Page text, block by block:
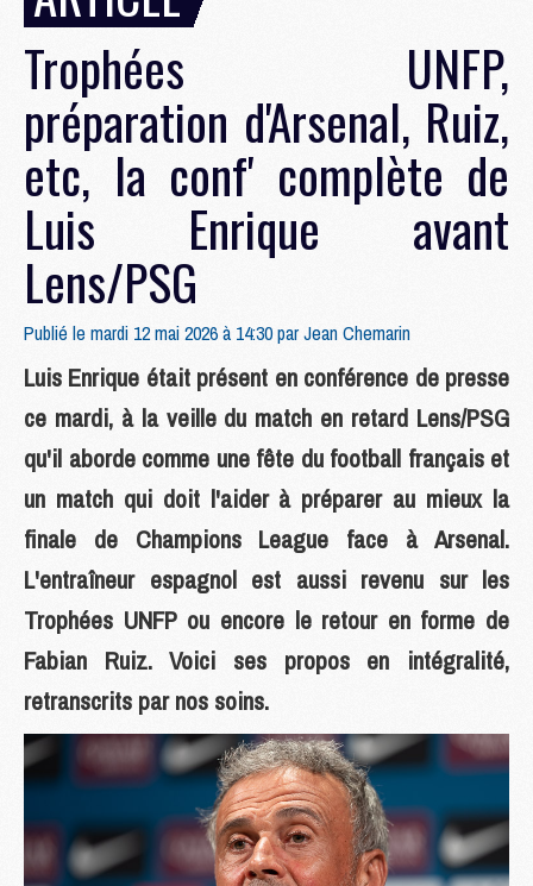
Trophées UNFP,
préparation d'Arsenal, Ruiz,
etc, la conf' complète de
Luis Enrique avant
Lens/PSG
Publié le mardi 12 mai 2026 à 14:30 parJean Chemarin
Luis Enrique était présent en conférence de presse
ce mardi, à la veille du match en retard Lens/PSG
qu'il aborde comme une fête du football français et
un match qui doit l'aider à préparer au mieux la
finale de Champions League face à Arsenal.
L'entraîneur espagnol est aussi revenu sur les
Trophées UNFP ou encore le retour en forme de
Fabian Ruiz. Voici ses propos en intégralité,
retranscrits par nos soins.